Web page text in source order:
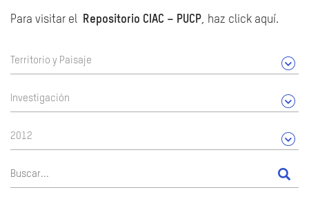
Para visitar el Repositorio CIAC – PUCP, haz click aquí.
Territorio y Paisaje
Investigación
2012